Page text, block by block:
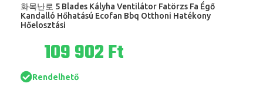
화목난로 5 Blades Kályha Ventilátor Fatörzs Fa Égő
Kandalló Hőhatású Ecofan Bbq Otthoni Hatékony
Hőelosztási
Ft
Rendelhető